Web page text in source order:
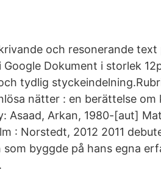
och resonerande
Dokument i storlek
tydlig
nätter : en berättelse om
Asaad, Arkan, 1980-[aut]
: Norstedt, 2012 2011
byggde på hans egna